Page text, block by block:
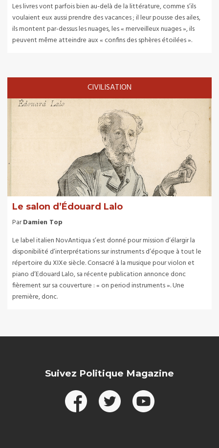
Les livres vont parfois bien au-delà de la littérature, comme s’ils
voulaient eux aussi prendre des vacances ; il leur pousse des ailes,
ils montent par-dessus les nuages, les « merveilleux nuages », ils
peuvent même atteindre aux « confins des sphères étoilées ».
CIVILISATION
Le salon d’Édouard Lalo
ParDamien Top
Le label italien NovAntiqua s’est donné pour mission d’élargir la
disponibilité d’interprétations sur instruments d’époque à tout le
répertoire du XIXe siècle. Consacré à la musique pour violon et
piano d’Edouard Lalo, sa récente publication annonce donc
fièrement sur sa couverture : « on period instruments ». Une
première, donc.
Suivez Politique Magazine